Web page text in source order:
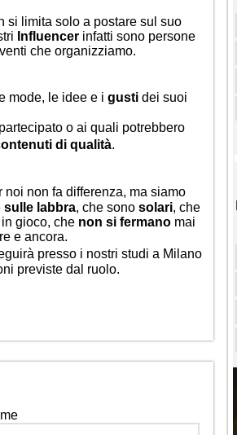
si limita solo a postare sul suo
Influencer infatti sono persone
che organizziamo.
mode, le idee e i gusti dei suoi
o ai quali potrebbero
di qualità.
non fa differenza, ma siamo
sulle labbra, che sono solari, che
gioco, che non si fermano mai
e ancora.
presso i nostri studi a Milano
previste dal ruolo.